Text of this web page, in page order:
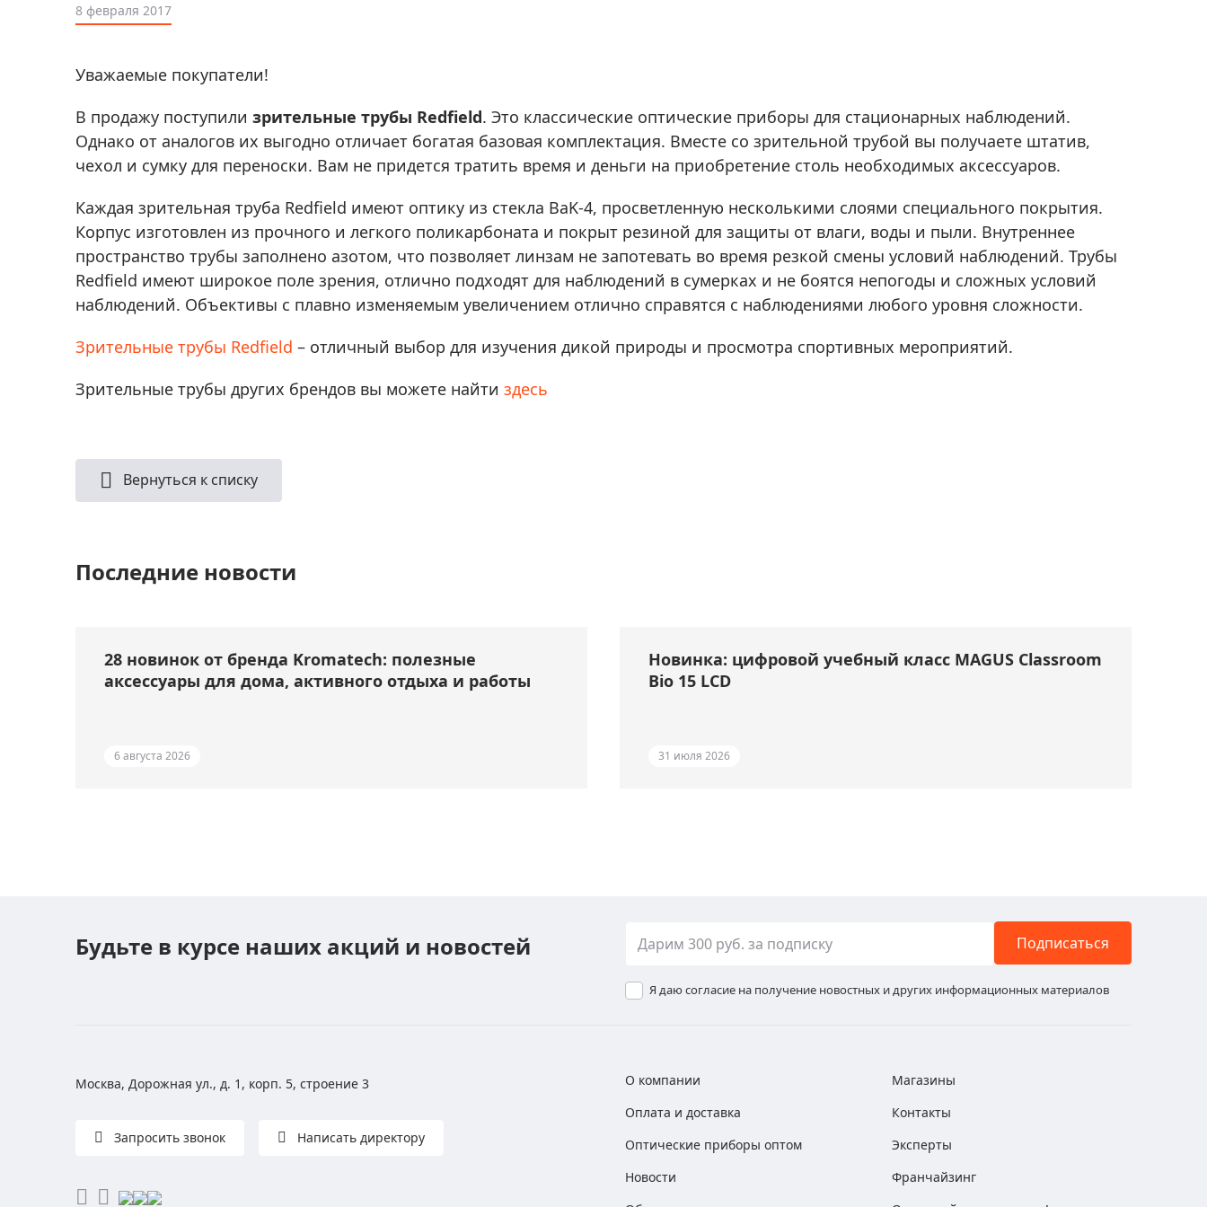
Приборы ночного видения
Фотогаджеты
Оптика для детей Levenhuk LabZZ
Астропланетарии
Подарки
Хиты продаж
Акции
Распродажа выставочных образцов
Средства для очистки оптики
Трихинеллоскопы
Карты, постеры, литература
Элементы питания, карты памяти
Фотоловушки
Экшн-камеры
Фотооборудование
Лазерные дальномеры
Измерители параметров окружающей
среды
Видеоэндоскопы
Курвиметры
Тестеры качества воды
Нивелиры оптические
Теодолиты
8 февраля 2017
Уважаемые покупатели!
В продажу поступили зрительные трубы Redfield. Это классические оптические приборы для стационарных наблюдений.
Однако от аналогов их выгодно отличает богатая базовая комплектация. Вместе со зрительной трубой вы получаете штатив,
чехол и сумку для переноски. Вам не придется тратить время и деньги на приобретение столь необходимых аксессуаров.
Каждая зрительная труба Redfield имеют оптику из стекла BaK-4, просветленную несколькими слоями специального покрытия.
Корпус изготовлен из прочного и легкого поликарбоната и покрыт резиной для защиты от влаги, воды и пыли. Внутреннее
пространство трубы заполнено азотом, что позволяет линзам не запотевать во время резкой смены условий наблюдений. Трубы
Redfield имеют широкое поле зрения, отлично подходят для наблюдений в сумерках и не боятся непогоды и сложных условий
наблюдений. Объективы с плавно изменяемым увеличением отлично справятся с наблюдениями любого уровня сложности.
Зрительные трубы Redfield – отличный выбор для изучения дикой природы и просмотра спортивных мероприятий.
Зрительные трубы других брендов вы можете найти здесь
Вернуться к списку
Последние новости
28 новинок от бренда Kromatech: полезные
аксессуары для дома, активного отдыха и работы
6 августа 2026
Новинка: цифровой учебный класс MAGUS Classroom
Bio 15 LCD
31 июля 2026
Будьте в курсе наших акций и новостей Подписаться
Я даю согласие на получение новостных и других информационных материалов
Москва, Дорожная ул., д. 1, корп. 5, строение 3
Запросить звонок Написать директору
О компании
Оплата и доставка
Оптические приборы оптом
Новости
Магазины
Контакты
Эксперты
Франчайзинг